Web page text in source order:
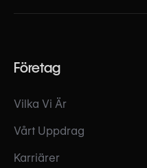
Företag
Vilka Vi Är
Vårt Uppdrag
Karriärer